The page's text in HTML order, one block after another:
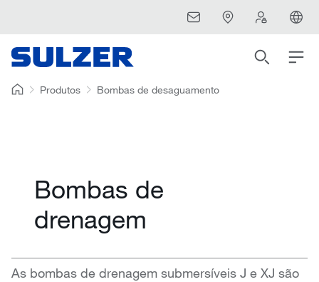
Produtos Bombas de desaguamento
Bombas de
drenagem
As bombas de drenagem submersíveis J e XJ são